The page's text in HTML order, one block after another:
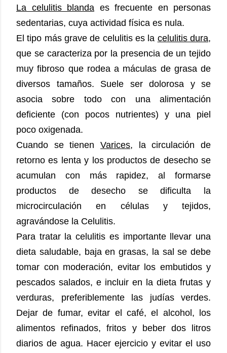
La celulitis blanda es frecuente en personas
sedentarias, cuya actividad física es nula.
El tipo más grave de celulitis es la celulitis dura,
que se caracteriza por la presencia de un tejido
muy fibroso que rodea a máculas de grasa de
diversos tamaños. Suele ser dolorosa y se
asocia sobre todo con una alimentación
deficiente (con pocos nutrientes) y una piel
poco oxigenada.
Cuando se tienen Varices, la circulación de
retorno es lenta y los productos de desecho se
acumulan con más rapidez, al formarse
productos de desecho se dificulta la
microcirculación en células y tejidos,
agravándose la Celulitis.
Para tratar la celulitis es importante llevar una
dieta saludable, baja en grasas, la sal se debe
tomar con moderación, evitar los embutidos y
pescados salados, e incluir en la dieta frutas y
verduras, preferiblemente las judías verdes.
Dejar de fumar, evitar el café, el alcohol, los
alimentos refinados, fritos y beber dos litros
diarios de agua. Hacer ejercicio y evitar el uso